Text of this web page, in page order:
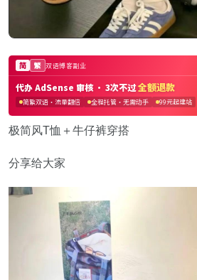
极简风T恤＋牛仔裤穿搭
分享给大家